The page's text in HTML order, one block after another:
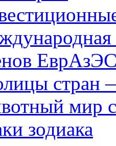
стран
мир
зодиака